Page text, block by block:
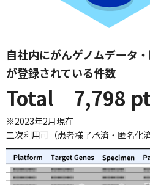
自社内にがんゲノムデータ
が登録されている件数
Total 7,798
※2023年2月現在
二次利用可（患者様了承済・匿名化済